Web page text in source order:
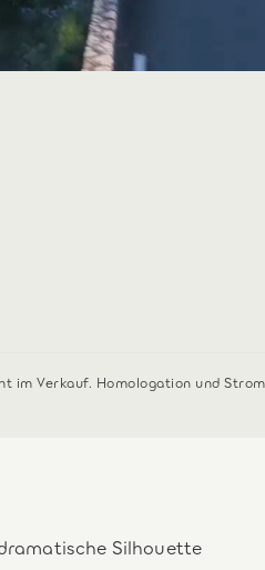
Verkauf. Homologation und
Silhouette